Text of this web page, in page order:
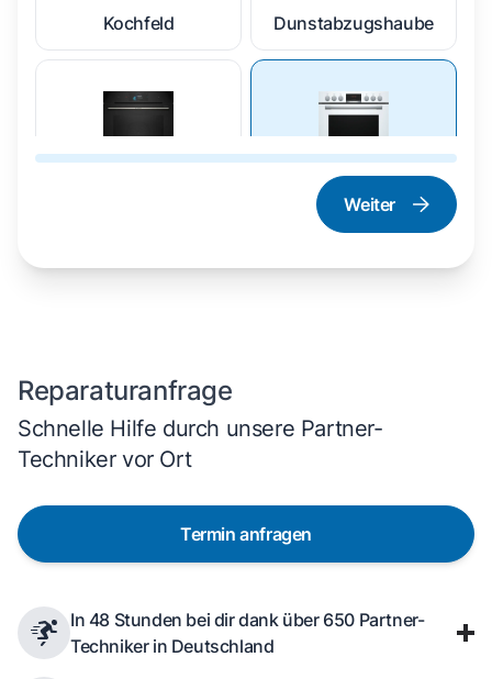
Kochfeld Dunstabzugshaube
Herd und Backofen
Weiter
Reparaturanfrage
Schnelle Hilfe durch unsere Partner-
Techniker vor Ort
Termin anfragen
In 48 Stunden bei dir dank über 650 Partner-
Techniker in Deutschland